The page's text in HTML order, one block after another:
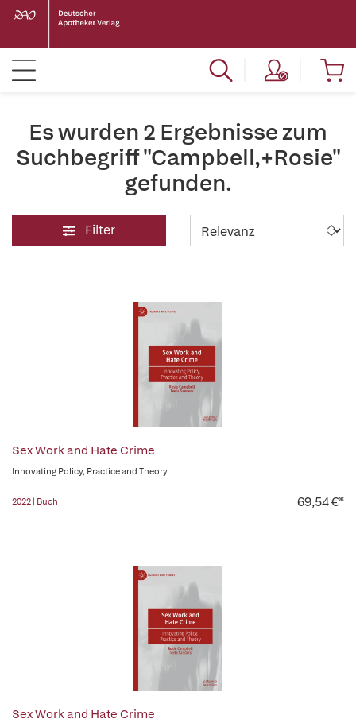
Es wurden 2 Ergebnisse zum
Suchbegriff "Campbell,+Rosie"
gefunden.
Filter
Sex Work and Hate Crime
Innovating Policy, Practice and Theory
2022 | Buch 69,54 €*
Sex Work and Hate Crime